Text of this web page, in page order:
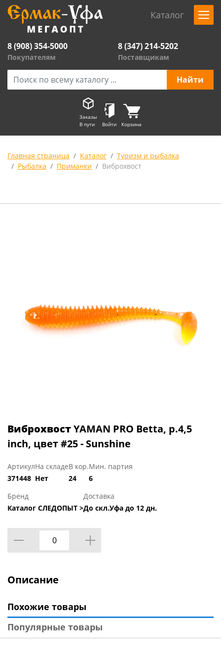
Каталог
8 (908) 354-5000
Покупателям
8 (347) 214-5202
Поставщикам
Заказы
В пути
Войти Корзина
Главная страница Каталог
Туризм и рыбалка
Рыбалка
Приманки Виброхвост
ВиброхвостYAMAN PRO Betta, р.4,5
inch, цвет #25 - Sunshine
Артикул
371448
На складе
Нет
В кор.
24
Мин. партия
6
Бренд
Каталог СЛЕДОПЫТ >
Доставка
До скл.Уфа до 12 дн.
Описание
Похожие товары
Популярные товары